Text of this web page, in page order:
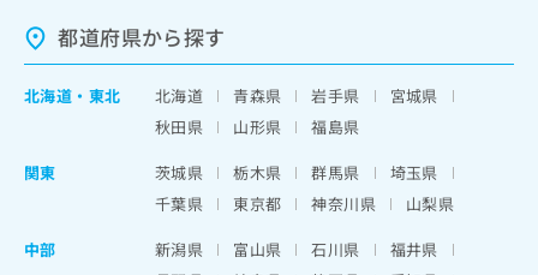
都道府県から探す
北海道 ・ 東北 北海道 青森県 岩手県
宮城県
秋田県
山形県
福島県
関東
茨城県 栃木県 群馬県
埼玉県
千葉県
東京都 神奈川県
山梨県
中部
新潟県 富山県 石川県
福井県